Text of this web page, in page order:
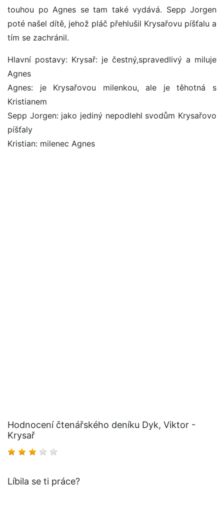
touhou po Agnes se tam také vydává. Sepp Jorgen
poté našel dítě, jehož pláč přehlušil Krysařovu píšťalu a
tím se zachránil.
Hlavní postavy: Krysař: je čestný,spravedlivý a miluje
Agnes
Agnes: je Krysařovou milenkou, ale je těhotná s
Kristianem
Sepp Jorgen: jako jediný nepodlehl svodům Krysařovo
píšťaly
Kristian: milenec Agnes
Hodnocení čtenářského deníku Dyk, Viktor -
Krysař
Líbila se ti práce?